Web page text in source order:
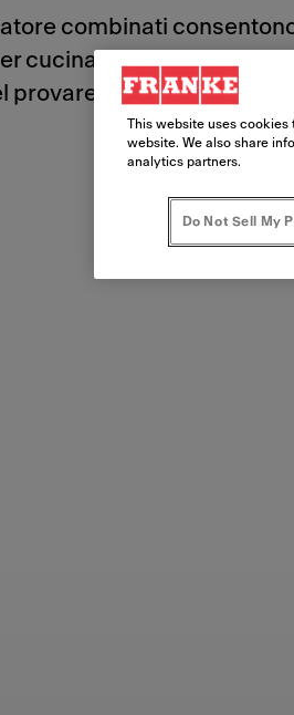
combinati
cucinare comodamente,
nuove ricette con
This website uses
website. We also share
analytics partners.
Do Not Sell My